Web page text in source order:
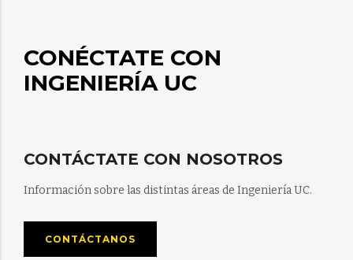
CONÉCTATE CON
INGENIERÍA UC
CONTÁCTATE CON NOSOTROS
Información sobre las distintas áreas de Ingeniería UC.
CONTÁCTANOS